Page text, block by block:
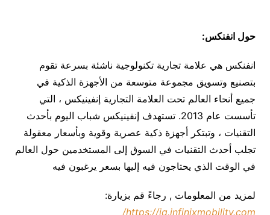
حول انفنكس:
انفنكس هي علامة تجارية تكنولوجية ناشئة بسرعة تقوم
بتصنيع وتسويق مجموعة متوسعة من الأجهزة الذكية في
جميع أنحاء العالم تحت العلامة التجارية إنفينيكس ، التي
تأسست عام 2013. تستهدف إنفينيكس شباب اليوم بأحدث
التقنيات ، وتبتكر أجهزة ذكية عصرية وقوية وبأسعار معقولة
تجلب أحدث التقنيات في السوق إلى المستخدمين حول العالم
في الوقت الذي يحتاجون فيه إليها بسعر يرغبون فيه
لمزيد من المعلومات , رجاءً قم بزيارة:
https://iq.infinixmobility.com/